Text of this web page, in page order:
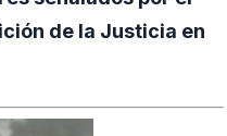
de la Justicia en